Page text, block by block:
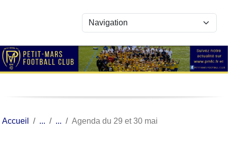
Accueil Agenda du 29 et 30 mai